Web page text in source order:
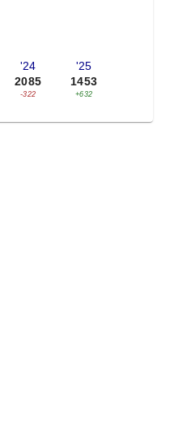
'24
2085
-322
'25
1453
+632